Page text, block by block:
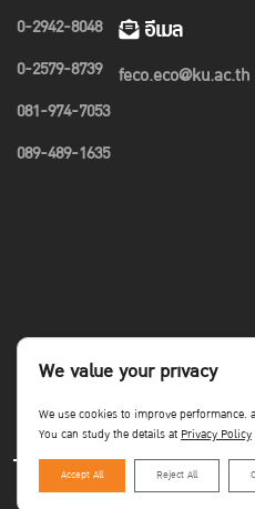
0-2942-8048
0-2579-8739
081-974-7053
089-489-1635
อีเมล
feco.eco@ku.ac.th
Copyright©Faculty
We value your privacy
We use cookies to improve
You can study the details atPrivacy Policy
Accept All Reject All